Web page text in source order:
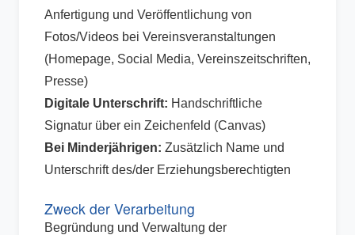
Anfertigung und Veröffentlichung von
Fotos/Videos bei Vereinsveranstaltungen
(Homepage, Social Media, Vereinszeitschriften,
Presse)
Digitale Unterschrift: Handschriftliche
Signatur über ein Zeichenfeld (Canvas)
Bei Minderjährigen: Zusätzlich Name und
Unterschrift des/der Erziehungsberechtigten
Zweck der Verarbeitung
Begründung und Verwaltung der